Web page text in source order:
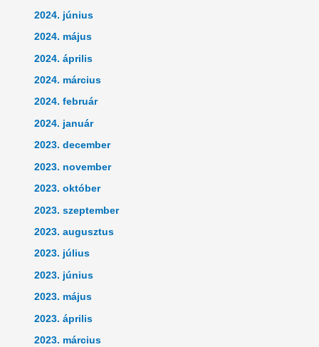
2024. június
2024. május
2024. április
2024. március
2024. február
2024. január
2023. december
2023. november
2023. október
2023. szeptember
2023. augusztus
2023. július
2023. június
2023. május
2023. április
2023. március